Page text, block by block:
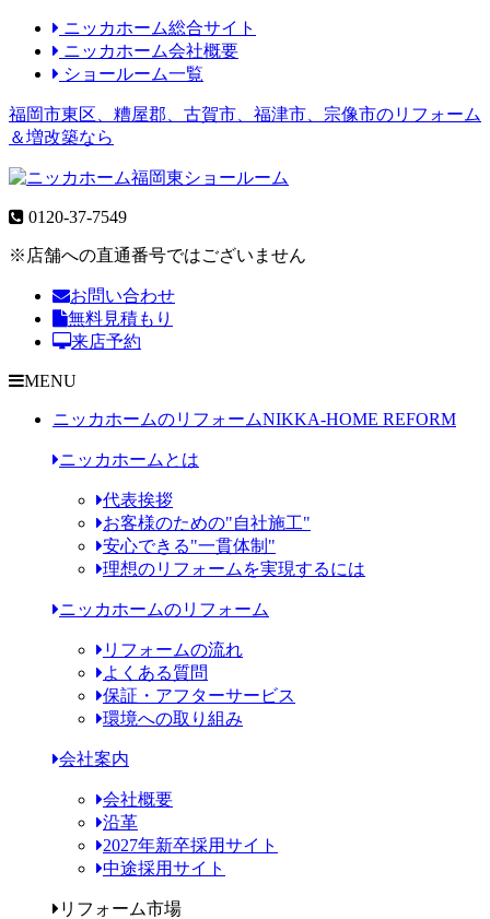
ニッカホーム総合サイト
ニッカホーム会社概要
ショールーム一覧
福岡市東区、糟屋郡、古賀市、福津市、宗像市のリフォーム
＆増改築なら
0120-37-7549
※店舗への直通番号ではございません
お問い合わせ
無料見積もり
来店予約
MENU
ニッカホームのリフォームNIKKA-HOME REFORM
ニッカホームとは
代表挨拶
お客様のための"自社施工"
安心できる"一貫体制"
理想のリフォームを実現するには
ニッカホームのリフォーム
リフォームの流れ
よくある質問
保証・アフターサービス
環境への取り組み
会社案内
会社概要
沿革
2027年新卒採用サイト
中途採用サイト
リフォーム市場